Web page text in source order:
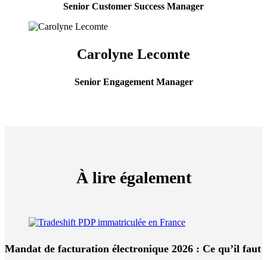
Senior Customer Success Manager
Carolyne Lecomte
Senior Engagement Manager
À lire également
Mandat de facturation électronique 2026 : Ce qu’il faut